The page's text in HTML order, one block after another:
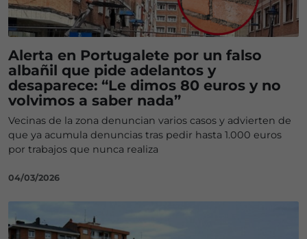
Alerta en Portugalete por un falso
albañil que pide adelantos y
desaparece: “Le dimos 80 euros y no
volvimos a saber nada”
Vecinas de la zona denuncian varios casos y advierten de
que ya acumula denuncias tras pedir hasta 1.000 euros
por trabajos que nunca realiza
04/03/2026